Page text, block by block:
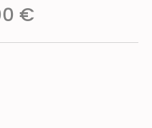
€Plage
de